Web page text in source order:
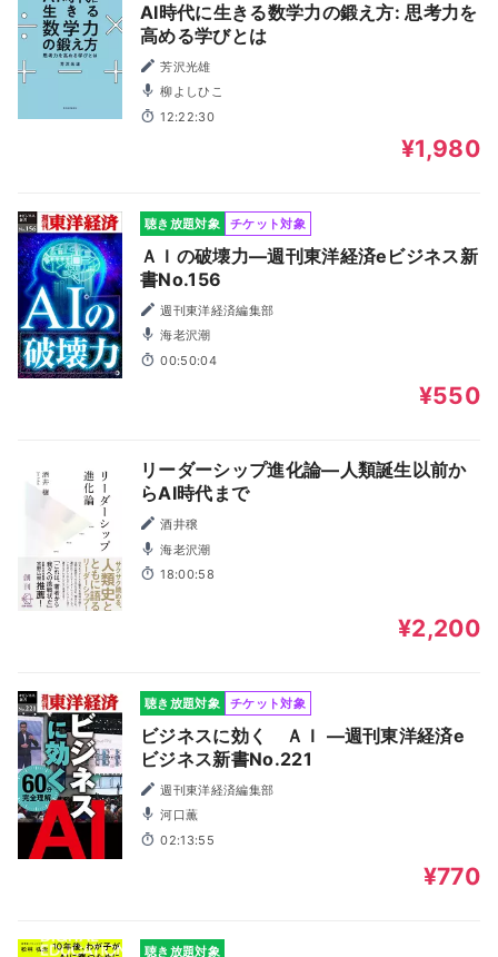
AI時代に生きる数学力の鍛え方: 思考力を
高める学びとは
芳沢光雄
柳よしひこ
12:22:30
¥1,980
聴き放題対象 チケット対象
ＡＩの破壊力―週刊東洋経済eビジネス新
書No.156
週刊東洋経済編集部
海老沢潮
00:50:04
¥550
リーダーシップ進化論―人類誕生以前か
らAI時代まで
酒井穣
海老沢潮
18:00:58
¥2,200
聴き放題対象 チケット対象
ビジネスに効く ＡＩ ―週刊東洋経済e
ビジネス新書No.221
週刊東洋経済編集部
河口薫
02:13:55
¥770
聴き放題対象